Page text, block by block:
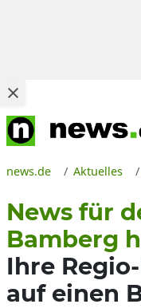
news.de Aktuelles
News für
Bamberg
Ihre
auf einen